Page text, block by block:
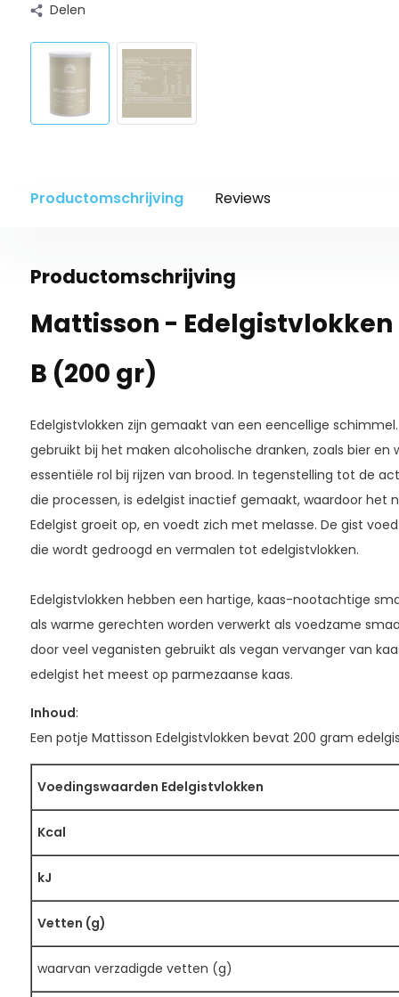
Delen
Productomschrijving Reviews
Productomschrijving
Mattisson -
B (200 gr)
Edelgistvlokken zijn gemaakt van een eencellige
gebruikt bij het maken alcoholische dranken, zoals bier en
essentiële rol bij rijzen van brood. In tegenstelling tot de
die processen, is edelgist inactief gemaakt, waardoor het
Edelgist groeit op, en voedt zich met melasse. De gist
die wordt gedroogd en vermalen tot edelgistvlokken.
Edelgistvlokken hebben een hartige, kaas-nootachtige
als warme gerechten worden verwerkt als voedzame
door veel veganisten gebruikt als vegan vervanger van
edelgist het meest op parmezaanse kaas.
Inhoud:
Een potje Mattisson Edelgistvlokken bevat 200 gram
Voedingswaarden Edelgistvlokken
Kcal
kJ
Vetten (g)
waarvan verzadigde vetten (g)